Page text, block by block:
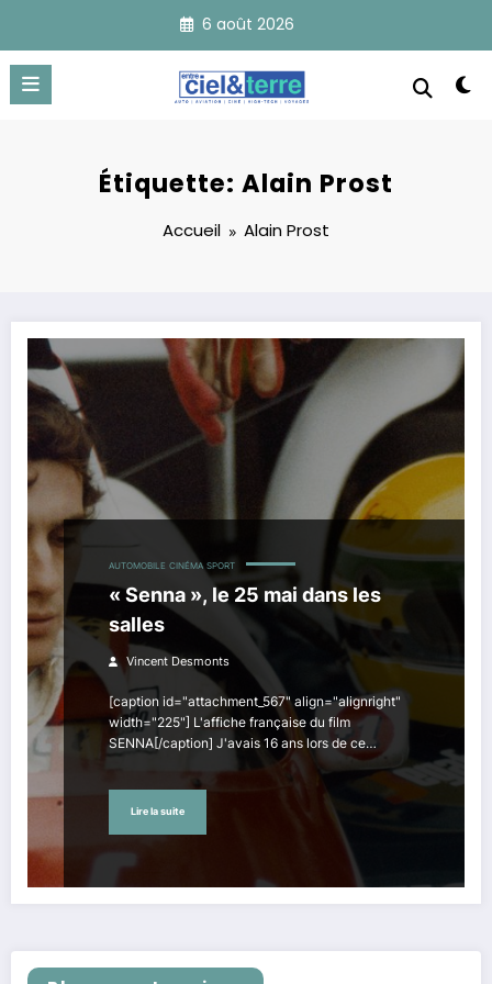
contenu
6 août 2026
Étiquette: Alain Prost
Accueil Alain Prost
AUTOMOBILE CINÉMA SPORT
« Senna », le 25 mai dans les
salles
Vincent Desmonts
[caption id="attachment_567" align="alignright"
width="225"] L'affiche française du film
SENNA[/caption] J'avais 16 ans lors de ce…
Lire la suite